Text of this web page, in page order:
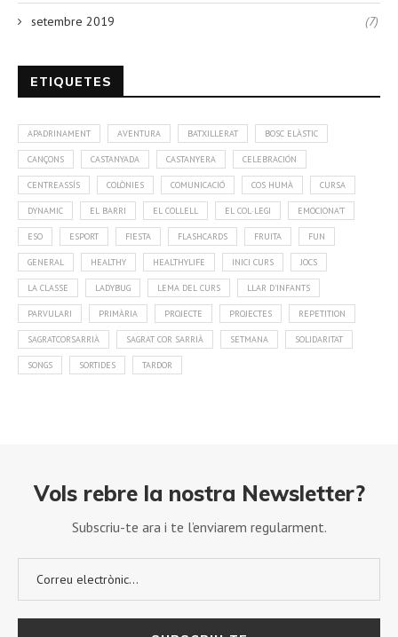
setembre 2019 (7)
ETIQUETES
APADRINAMENT AVENTURA BATXILLERAT BOSC ELÀSTIC
CANÇONS CASTANYADA CASTANYERA CELEBRACIÓN
CENTREASSÍS COLÒNIES COMUNICACIÓ COS HUMÀ CURSA
DYNAMIC EL BARRI EL COLLELL EL COL·LEGI EMOCIONA'T
ESO ESPORT FIESTA FLASHCARDS FRUITA FUN
GENERAL HEALTHY HEALTHYLIFE INICI CURS JOCS
LA CLASSE LADYBUG LEMA DEL CURS LLAR D'INFANTS
PARVULARI PRIMÀRIA PROJECTE PROJECTES REPETITION
SAGRATCORSARRIÀ SAGRAT COR SARRIÀ SETMANA SOLIDARITAT
SONGS SORTIDES TARDOR
Vols rebre la nostra Newsletter?
Subscriu-te ara i te l’enviarem regularment.